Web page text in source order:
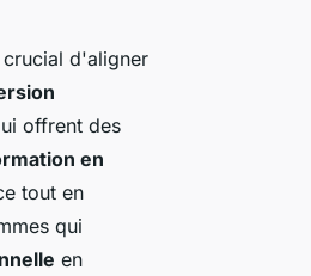
d'aligner
offrent des
en
tout en
qui
en